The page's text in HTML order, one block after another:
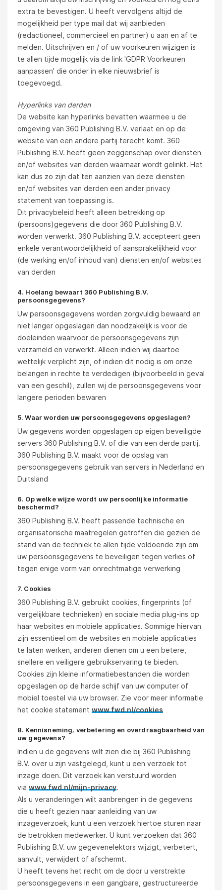
extra te bevestigen. U heeft vervolgens altijd de
mogelijkheid per type mail dat wij aanbieden
(redactioneel, commercieel en partner) u aan en af te
melden. Uitschrijven en / of uw voorkeuren wijzigen is
te allen tijde mogelijk via de link 'GDPR Voorkeuren
aanpassen' die onder in elke nieuwsbrief is
toegevoegd.
Hyperlinks van derden
De website kan hyperlinks bevatten waarmee u de
omgeving van 360 Publishing B.V. verlaat en op de
website van een andere partij terecht komt. 360
Publishing B.V. heeft geen zeggenschap over diensten
en/of websites van derden waarnaar wordt gelinkt. Het
kan dus zo zijn dat ten aanzien van deze diensten
en/of websites van derden een ander privacy
statement van toepassing is.
Dit privacybeleid heeft alleen betrekking op
(persoons)gegevens die door 360 Publishing B.V.
worden verwerkt. 360 Publishing B.V. accepteert geen
enkele verantwoordelijkheid of aansprakelijkheid voor
(de werking en/of inhoud van) diensten en/of websites
van derden
4. Hoelang bewaart 360 Publishing B.V.
persoonsgegevens?
Uw persoonsgegevens worden zorgvuldig bewaard en
niet langer opgeslagen dan noodzakelijk is voor de
doeleinden waarvoor de persoonsgegevens zijn
verzameld en verwerkt. Alleen indien wij daartoe
wettelijk verplicht zijn, of indien dit nodig is om onze
belangen in rechte te verdedigen (bijvoorbeeld in geval
van een geschil), zullen wij de persoonsgegevens voor
langere perioden bewaren
5. Waar worden uw persoonsgegevens opgeslagen?
Uw gegevens worden opgeslagen op eigen beveiligde
servers 360 Publishing B.V. of die van een derde partij.
360 Publishing B.V. maakt voor de opslag van
persoonsgegevens gebruik van servers in Nederland en
Duitsland
6. Op welke wijze wordt uw persoonlijke informatie
beschermd?
360 Publishing B.V. heeft passende technische en
organisatorische maatregelen getroffen die gezien de
stand van de techniek te allen tijde voldoende zijn om
uw persoonsgegevens te beveiligen tegen verlies of
tegen enige vorm van onrechtmatige verwerking
7. Cookies
360 Publishing B.V. gebruikt cookies, fingerprints (of
vergelijkbare technieken) en sociale media plug-ins op
haar websites en mobiele applicaties. Sommige hiervan
zijn essentieel om de websites en mobiele applicaties
te laten werken, anderen dienen om u een betere,
snellere en veiligere gebruikservaring te bieden.
Cookies zijn kleine informatiebestanden die worden
opgeslagen op de harde schijf van uw computer of
mobiel toestel via uw browser. Zie voor meer informatie
het cookie statement www.fwd.nl/cookies
8. Kennisneming, verbetering en overdraagbaarheid van
uw gegevens?
Indien u de gegevens wilt zien die bij 360 Publishing
B.V. over u zijn vastgelegd, kunt u een verzoek tot
inzage doen. Dit verzoek kan verstuurd worden
via www.fwd.nl/mijn-privacy.
Als u veranderingen wilt aanbrengen in de gegevens
die u heeft gezien naar aanleiding van uw
inzageverzoek, kunt u een verzoek hiertoe sturen naar
de betrokken medewerker. U kunt verzoeken dat 360
Publishing B.V. uw gegevenelektors wijzigt, verbetert,
aanvult, verwijdert of afschermt.
U heeft tevens het recht om de door u verstrekte
persoonsgegevens in een gangbare, gestructureerde